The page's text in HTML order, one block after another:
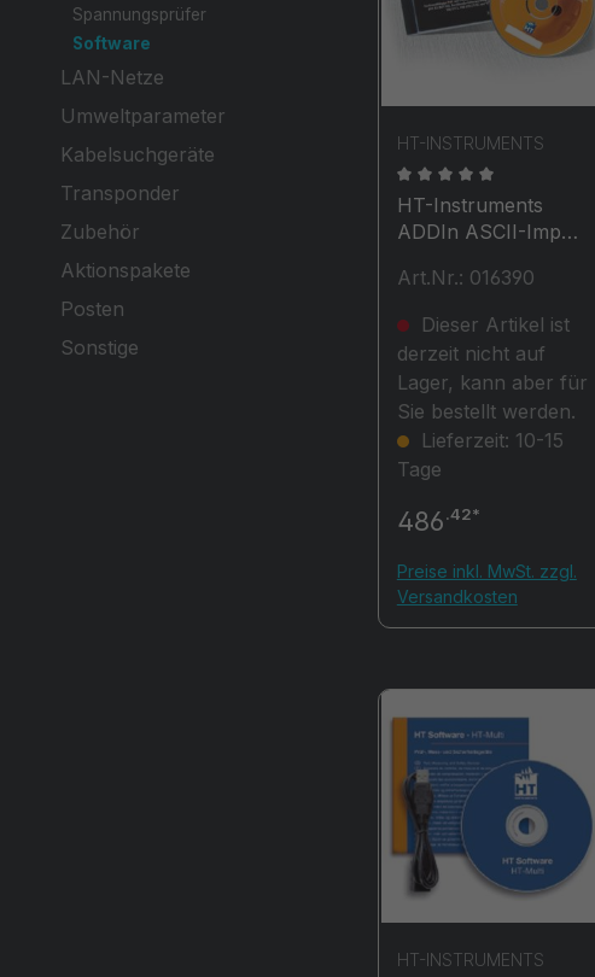
Spannungsprüfer
Software
LAN-Netze
Umweltparameter
Kabelsuchgeräte
Transponder
Zubehör
Aktionspakete
Posten
Sonstige
HT-INSTRUMENTS
Durchschnittliche
HT-Instruments
ADDIn ASCII-Import
Art.Nr.: 016390
Dieser Artikel ist
derzeit nicht auf
Lager, kann aber für
Sie bestellt werden.
Lieferzeit: 10-15
Tage
486.42*
Preise inkl. MwSt. zzgl.
Versandkosten
HT-INSTRUMENTS